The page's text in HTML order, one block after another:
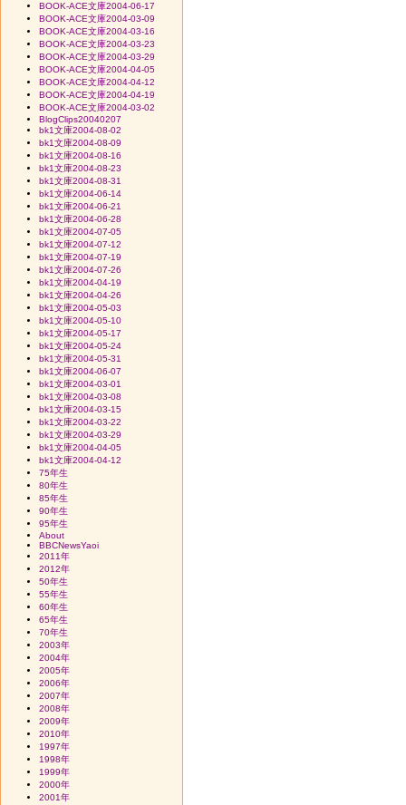
BOOK-ACE文庫2004-06-17
BOOK-ACE文庫2004-03-09
BOOK-ACE文庫2004-03-16
BOOK-ACE文庫2004-03-23
BOOK-ACE文庫2004-03-29
BOOK-ACE文庫2004-04-05
BOOK-ACE文庫2004-04-12
BOOK-ACE文庫2004-04-19
BOOK-ACE文庫2004-03-02
BlogClips20040207
bk1文庫2004-08-02
bk1文庫2004-08-09
bk1文庫2004-08-16
bk1文庫2004-08-23
bk1文庫2004-08-31
bk1文庫2004-06-14
bk1文庫2004-06-21
bk1文庫2004-06-28
bk1文庫2004-07-05
bk1文庫2004-07-12
bk1文庫2004-07-19
bk1文庫2004-07-26
bk1文庫2004-04-19
bk1文庫2004-04-26
bk1文庫2004-05-03
bk1文庫2004-05-10
bk1文庫2004-05-17
bk1文庫2004-05-24
bk1文庫2004-05-31
bk1文庫2004-06-07
bk1文庫2004-03-01
bk1文庫2004-03-08
bk1文庫2004-03-15
bk1文庫2004-03-22
bk1文庫2004-03-29
bk1文庫2004-04-05
bk1文庫2004-04-12
75年生
80年生
85年生
90年生
95年生
About
BBCNewsYaoi
2011年
2012年
50年生
55年生
60年生
65年生
70年生
2003年
2004年
2005年
2006年
2007年
2008年
2009年
2010年
1997年
1998年
1999年
2000年
2001年